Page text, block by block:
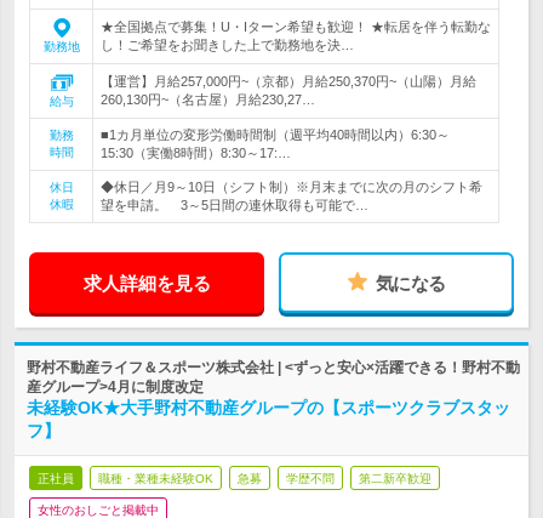
勤務地
★全国拠点で募集！U・Iターン希望も歓迎！ ★転居を伴う転勤な
し！ご希望をお聞きした上で勤務地を決…
給与
【運営】月給257,000円~（京都）月給250,370円~（山陽）月給
260,130円~（名古屋）月給230,27…
勤務
時間
■1カ月単位の変形労働時間制（週平均40時間以内）6:30～
15:30（実働8時間）8:30～17:…
休日
休暇
◆休日／月9～10日（シフト制）※月末までに次の月のシフト希
望を申請。 3～5日間の連休取得も可能で…
求人詳細を見る 気になる
野村不動産ライフ＆スポーツ株式会社 | <ずっと安心×活躍できる！野村不動
産グループ>4月に制度改定
未経験OK★大手野村不動産グループの【スポーツクラブスタッ
フ】
正社員 職種・業種未経験OK 急募 学歴不問 第二新卒歓迎
女性のおしごと掲載中